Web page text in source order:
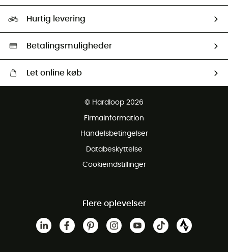
Our ambassadors
Second hand
HardGreen Udvalg
Hurtig levering
Betalingsmuligheder
Let online køb
Gratis retur inden for 100 dage
© Hardloop 2026
Firmainformation
Handelsbetingelser
Databeskyttelse
Cookieindstillinger
Flere oplevelser